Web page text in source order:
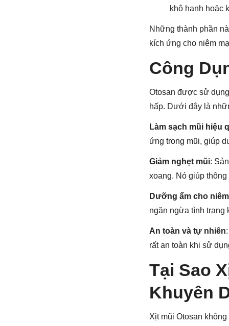
khô hanh hoặc
Những thành phần
kích ứng cho niêm
Công
Otosan được sử
hấp. Dưới đây là
Làm sạch mũi hiệu
ứng trong mũi, giúp
Giảm nghẹt mũi:
xoang. Nó giúp
Dưỡng ẩm cho
ngăn ngừa tình trạng
An toàn và tự nhiên
rất an toàn khi sử
Tại Sao
Khuyên
Xịt mũi Otosan